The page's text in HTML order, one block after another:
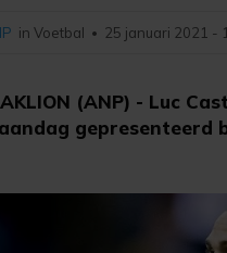
(ANP) - Luc
gepresenteerd
in Voetbal • 25 januari 2021 -